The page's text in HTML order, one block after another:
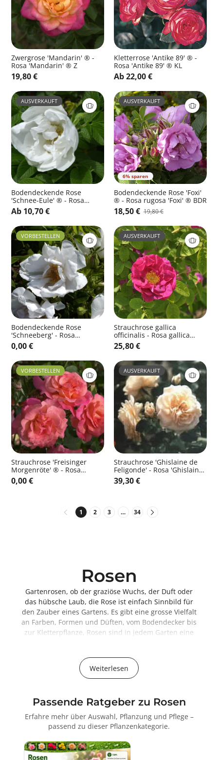
Zwergrose 'Mandarin' ® -
Rosa 'Mandarin' ® Z
19,80 €
Kletterrose 'Antike 89' ® -
Rosa 'Antike 89' ® KL
Ab 22,00 €
AUSVERKAUFT
Bodendeckende Rose
'Schnee-Eule' ® - Rosa
rugosa 'Schnee-Eule' ® BDR
Ab 10,70 €
6% sparen
AUSVERKAUFT
Bodendeckende Rose 'Foxi'
® - Rosa rugosa 'Foxi' ® BDR
18,50 € 19,80 €
VORBESTELLEN
Bodendeckende Rose
'Schneeberg' - Rosa
'Schneeberg' BDR
0,00 €
AUSVERKAUFT
Strauchrose gallica
officinalis - Rosa gallica
officinalis STR
25,80 €
VORBESTELLEN
Strauchrose 'Freisinger
Morgenröte' ® - Rosa
'Freisinger Morgenröte' ®
STR
0,00 €
AUSVERKAUFT
Strauchrose 'Ghislaine de
Feligonde' - Rosa 'Ghislaine
de Feligonde' STR
39,30 €
1 2 3 … 34
Rosen
Gartenrosen, ob der graziöse Wuchs, der Duft oder
das hübsche Laub, die Rose ist einfach Sinnbild für
den Zauber eines Gartens. Es gibt eine grosse Vielfalt
an Farben, Formen und Düften, vom Bodendecker bis
zur Kletterpflanze, Rosen sind in jedem Garten eine
Ihren Ruhm verdankt die Rose den graziösen
Wuchseigenschaften, der auserlesenen
farbenfrohen und oftmals ungewöhnlich lang
anhaltenden Blütenpracht mithalten.
Die Königin der Blumen
und Nutzen
Weiterlesen
Passende Ratgeber zu Rosen
Erfahre mehr über Auswahl, Pflanzung und Pflege –
passend zu dieser Pflanzenkategorie.